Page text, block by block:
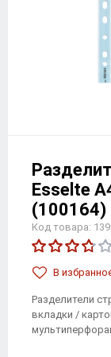
Esselte
(100164)
Код товара:
В
Разделители
вкладки /